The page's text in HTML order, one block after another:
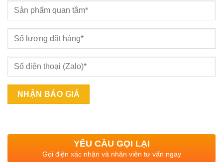
YÊU CẦU GỌI LẠI
Gọi điện xác nhận và nhân viên tư vấn ngay